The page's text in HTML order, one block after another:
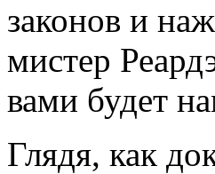
законов и
мистер
вами будет
Глядя, как